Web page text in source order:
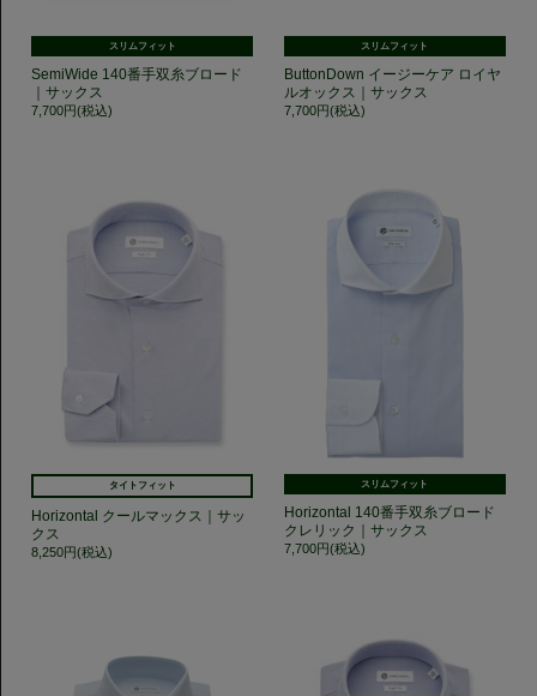
スリムフィット
SemiWide 140番手双糸ブロード
｜サックス
7,700円(税込)
スリムフィット
ButtonDown イージーケア ロイヤ
ルオックス｜サックス
7,700円(税込)
タイトフィット
Horizontal クールマックス｜サッ
クス
8,250円(税込)
スリムフィット
Horizontal 140番手双糸ブロード
クレリック｜サックス
7,700円(税込)